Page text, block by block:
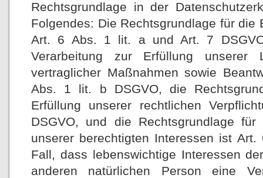
Rechtsgrundlage in der
Folgendes: Die Rechtsgrundlage für
Art. 6 Abs. 1 lit. a und Art. 7
Verarbeitung zur Erfüllung unserer
vertraglicher Maßnahmen sowie
Abs. 1 lit. b DSGVO, die
Erfüllung unserer rechtlichen
DSGVO, und die Rechtsgrundlage
unserer berechtigten Interessen ist
Fall, dass lebenswichtige Interessen
anderen natürlichen Person eine